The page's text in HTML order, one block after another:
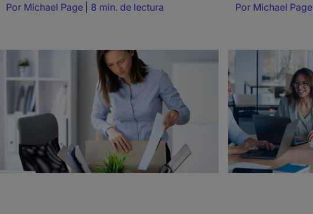
Por Michael Page 8 min. de lectura
Por Michael Page